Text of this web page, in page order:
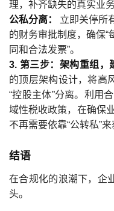
理，补齐缺失的真实业务
公私分离：
立即关停所
的财务审批制度，确保
同和合法发票”。
3. 第三步：架构重组，
的顶层架构设计，将高
“控股主体”分离。利用
域性税收政策，在确保
不再需要依靠“公转私”来
结语
在合规化的浪潮下，企
头。